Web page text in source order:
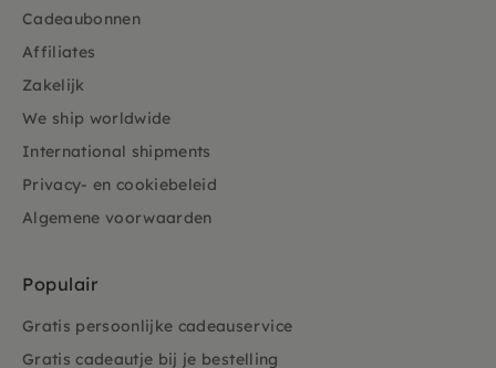
Cadeaubonnen
Affiliates
Zakelijk
We ship worldwide
International shipments
Privacy- en cookiebeleid
Algemene voorwaarden
Populair
Gratis persoonlijke cadeauservice
Gratis cadeautje bij je bestelling